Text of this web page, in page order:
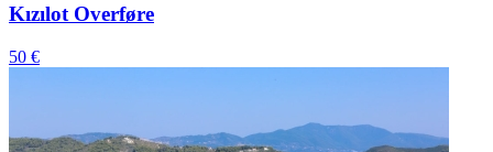
Kızılot Overføre
50 €